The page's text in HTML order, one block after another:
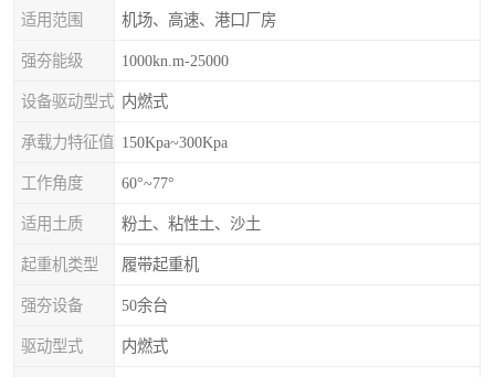
适用范围 机场、高速、港口厂房
强夯能级 1000kn.m-25000
设备驱动型式 内燃式
承载力特征值 150Kpa~300Kpa
工作角度 60°~77°
适用土质 粉土、粘性土、沙土
起重机类型 履带起重机
强夯设备 50余台
驱动型式 内燃式